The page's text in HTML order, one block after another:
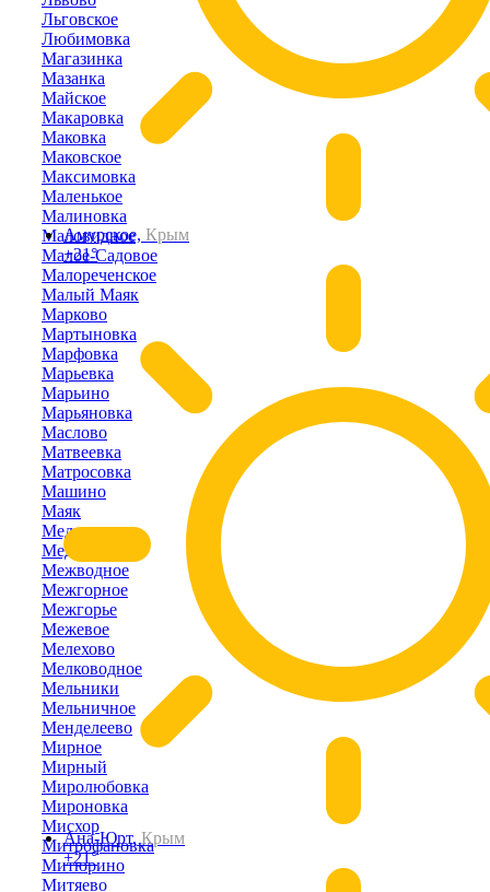
Амурское, Крым
+21°
Ана-Юрт, Крым
+21°
Льговское
Любимовка
Магазинка
Мазанка
Майское
Макаровка
Маковка
Маковское
Максимовка
Маленькое
Малиновка
Маловидное
Малое-Садовое
Малореченское
Малый Маяк
Марково
Мартыновка
Марфовка
Марьевка
Марьино
Марьяновка
Маслово
Матвеевка
Матросовка
Машино
Маяк
Медведевка
Медведево
Межводное
Межгорное
Межгорье
Межевое
Мелехово
Мелководное
Мельники
Мельничное
Менделеево
Мирное
Мирный
Миролюбовка
Мироновка
Мисхор
Митрофановка
Митюрино
Митяево